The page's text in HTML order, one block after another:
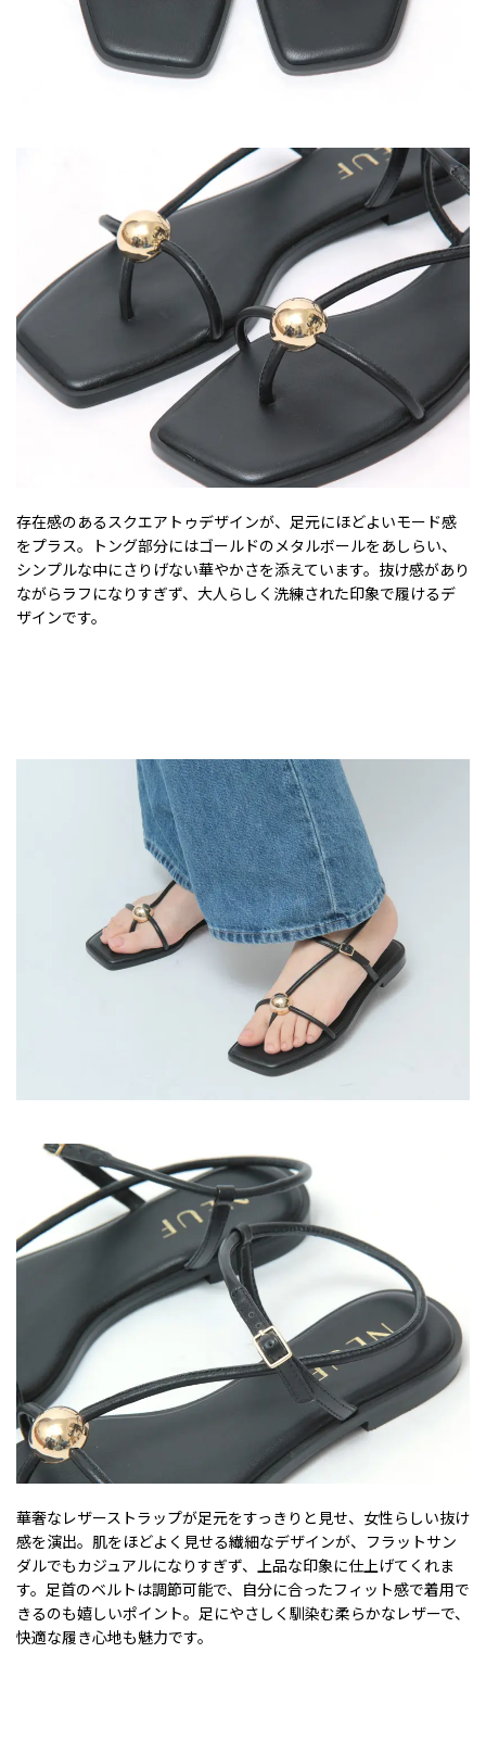
存在感のあるスクエアトゥデザインが、足元にほどよいモード感
をプラス。トング部分にはゴールドのメタルボールをあしらい、
シンプルな中にさりげない華やかさを添えています。抜け感があり
ながらラフになりすぎず、大人らしく洗練された印象で履けるデ
ザインです。
華奢なレザーストラップが足元をすっきりと見せ、女性らしい抜け
感を演出。肌をほどよく見せる繊細なデザインが、フラットサン
ダルでもカジュアルになりすぎず、上品な印象に仕上げてくれま
す。足首のベルトは調節可能で、自分に合ったフィット感で着用で
きるのも嬉しいポイント。足にやさしく馴染む柔らかなレザーで、
快適な履き心地も魅力です。